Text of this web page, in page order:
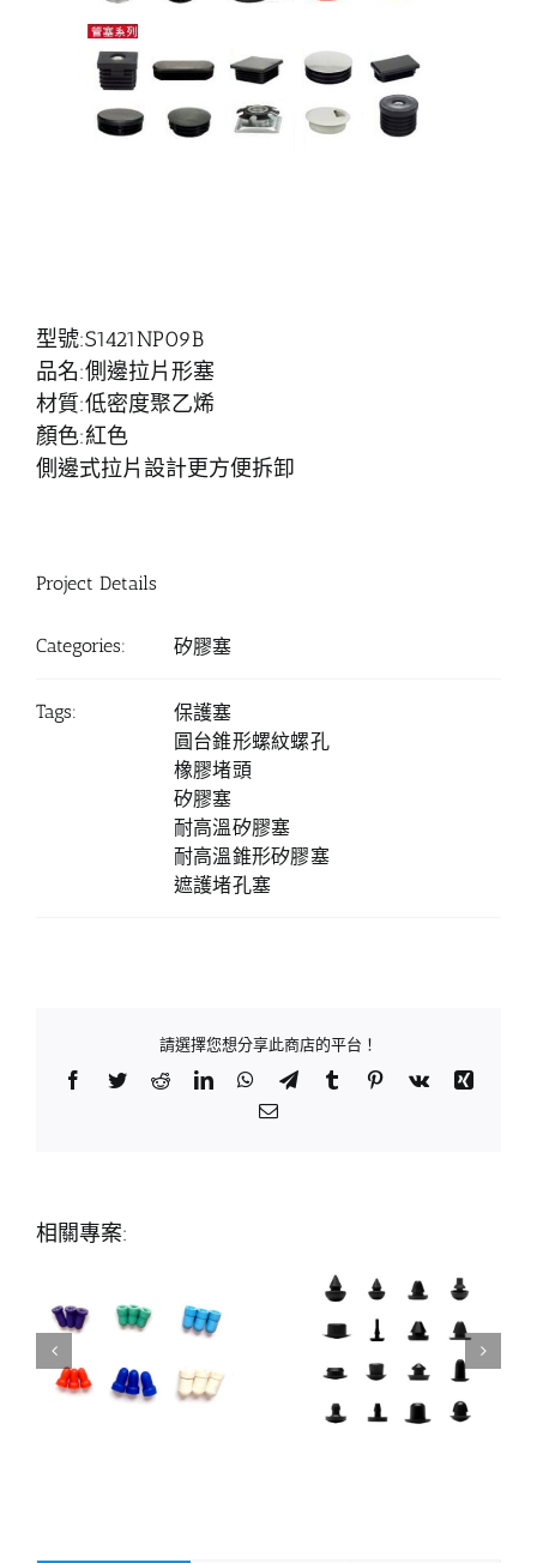
型號:S1421NP09B
品名:側邊拉片形塞
材質:低密度聚乙烯
顏色:紅色
側邊式拉片設計更方便拆卸
Project Details
Categories: 矽膠塞
Tags:
保護塞
圓台錐形螺紋螺孔
橡膠堵頭
矽膠塞
耐高溫矽膠塞
耐高溫錐形矽膠塞
遮護堵孔塞
請選擇您想分享此商店的平台！
Facebook
TwitterRedditLinkedInWhatsApp
TelegramTumblr Pinterest
Vk
Xing
Email:
相關專案: